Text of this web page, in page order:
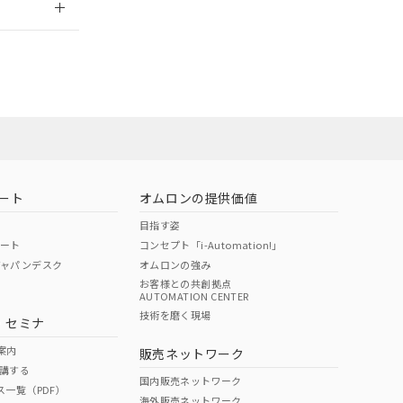
O O
ページへ
ください
ト
ト
パンデスク
セミナ
内
する
覧（PDF）
オムロンの提供価値
目指す姿
コンセプト「i-Automation!」
オムロンの強み
お客様との共創拠点
AUTOMATION CENTER
技術を磨く現場
販売ネットワーク
国内販売ネットワーク